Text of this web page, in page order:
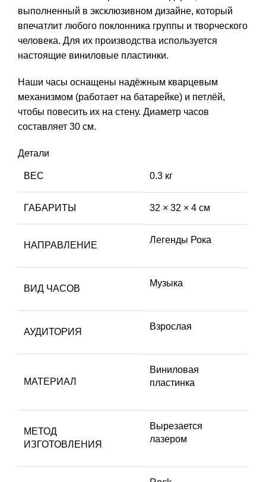
выполненный в эксклюзивном дизайне, который
впечатлит любого поклонника группы и творческого
человека. Для их производства используется
настоящие виниловые пластинки.
Наши часы оснащены надёжным кварцевым
механизмом (работает на батарейке) и петлёй,
чтобы повесить их на стену. Диаметр часов
составляет 30 см.
Детали
ВЕС 0.3 кг
ГАБАРИТЫ 32 × 32 × 4 см
НАПРАВЛЕНИЕ
Легенды Рока
ВИД ЧАСОВ
Музыка
АУДИТОРИЯ
Взрослая
МАТЕРИАЛ
Виниловая
пластинка
МЕТОД
ИЗГОТОВЛЕНИЯ
Вырезается
лазером